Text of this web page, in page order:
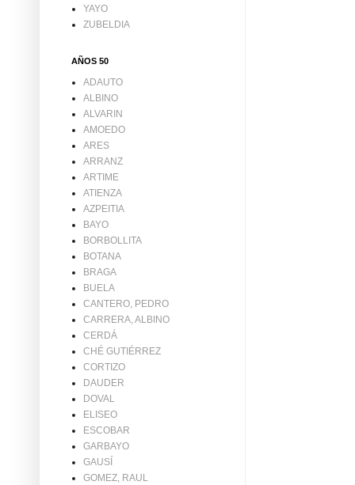
YAYO
ZUBELDIA
AÑOS 50
ADAUTO
ALBINO
ALVARIN
AMOEDO
ARES
ARRANZ
ARTIME
ATIENZA
AZPEITIA
BAYO
BORBOLLITA
BOTANA
BRAGA
BUELA
CANTERO, PEDRO
CARRERA, ALBINO
CERDÁ
CHÉ GUTIÉRREZ
CORTIZO
DAUDER
DOVAL
ELISEO
ESCOBAR
GARBAYO
GAUSÍ
GOMEZ, RAUL